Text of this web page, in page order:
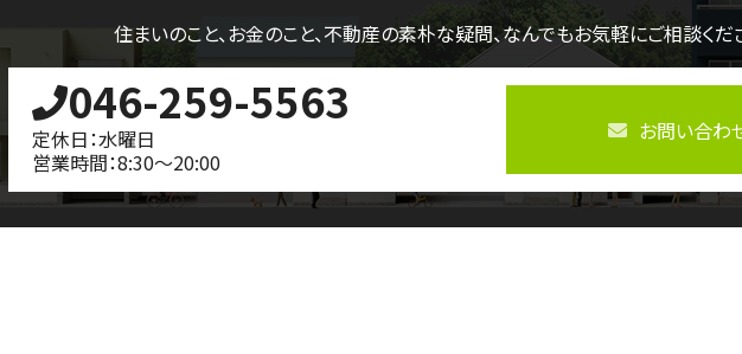
住まいのこと、お金のこと、不動産の素朴な疑問、なんでもお気軽にご相談くだ
046-259-5563
定休日：水曜日
営業時間：8:30～20:00
お問い合わ